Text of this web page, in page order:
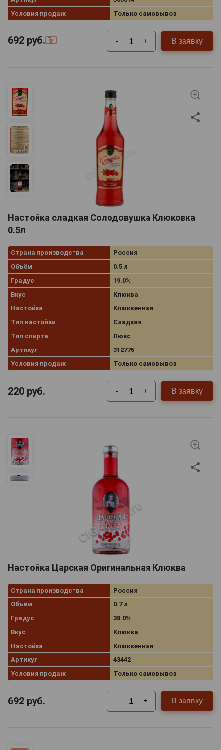
Условия продаж
Только самовывоз
692 руб. - + В заявку
Настойка сладкая Солодовушка Клюковка
0.5л
Страна производства
Россия
Объём
0.5 л
Градус
19.0%
Вкус
Клюква
Настойка
Клюквенная
Тип настойки
Сладкая
Тип спирта
Люкс
Артикул
312775
Условия продаж
Только самовывоз
220 руб. - + В заявку
Настойка Царская Оригинальная Клюква
Страна производства
Россия
Объём
0.7 л
Градус
38.0%
Вкус
Клюква
Настойка
Клюквенная
Артикул
43442
Условия продаж
Только самовывоз
692 руб. - + В заявку